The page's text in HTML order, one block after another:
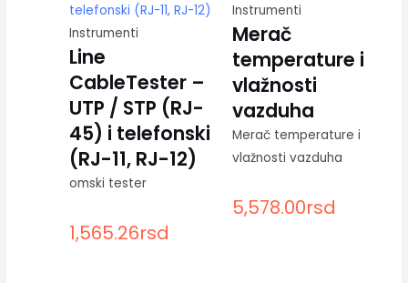
Instrumenti
Line
CableTester –
UTP / STP (RJ-
45) i telefonski
(RJ-11, RJ-12)
omski tester
1,565.26rsd
Instrumenti
Merač
temperature i
vlažnosti
vazduha
Merač temperature i
vlažnosti vazduha
5,578.00rsd